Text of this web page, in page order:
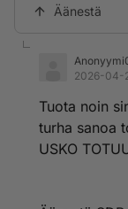
Äänestä
2026-04-
Tuota noin
turha sanoa
USKO